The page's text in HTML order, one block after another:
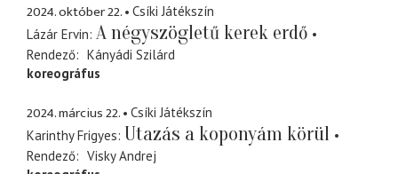
2024. október 22.
Csíki Játékszín
Lázár Ervin A négyszögletű kerek erdő
Rendező
Kányádi Szilárd
koreográfus
2024. március 22.
Csíki Játékszín
Karinthy Frigyes Utazás a koponyám körül
Rendező
Visky Andrej